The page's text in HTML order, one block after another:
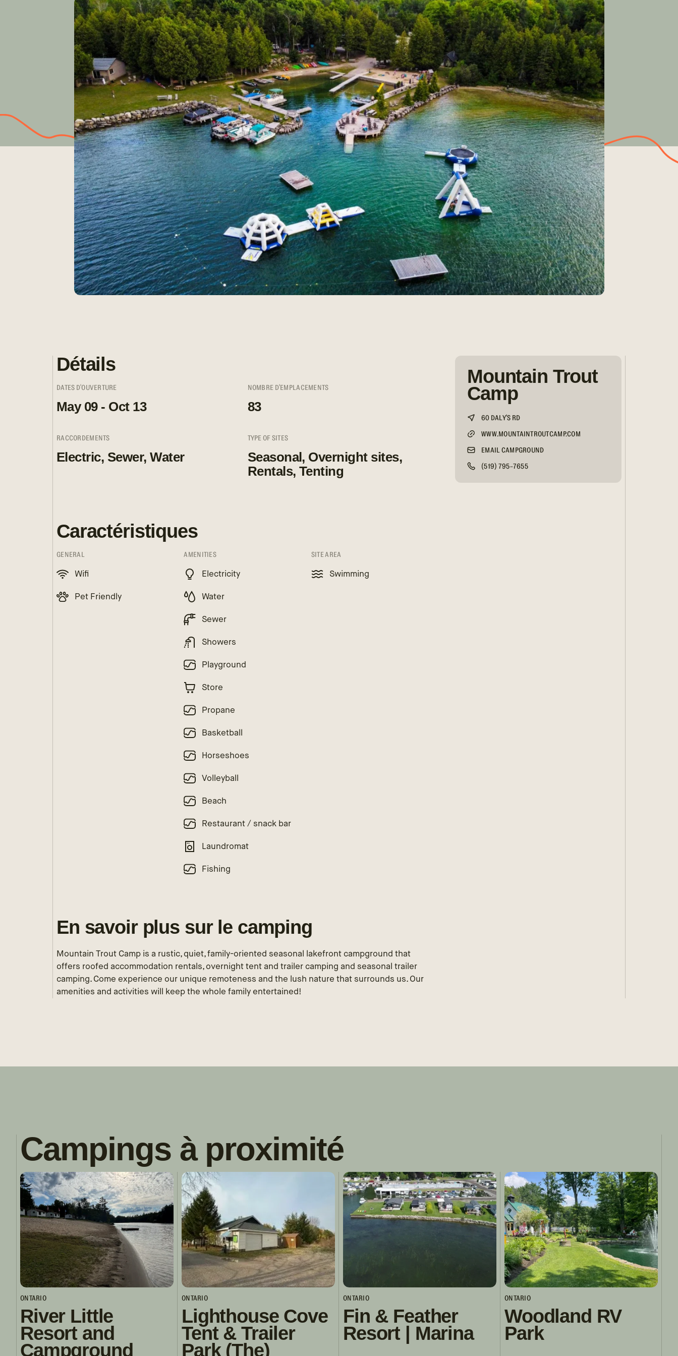
Détails
DATES D'OUVERTURE
May 09 - Oct 13
NOMBRE D'EMPLACEMENTS
83
RACCORDEMENTS
Electric, Sewer, Water
TYPE OF SITES
Seasonal, Overnight sites,
Rentals, Tenting
Caractéristiques
GENERAL
Wifi
Pet Friendly
AMENITIES
Electricity
Water
Sewer
Showers
Playground
Store
Propane
Basketball
Horseshoes
Volleyball
Beach
Restaurant / snack bar
Laundromat
Fishing
SITE AREA
Swimming
En savoir plus sur le camping
Mountain Trout Camp is a rustic, quiet, family-oriented seasonal lakefront campground that
offers roofed accommodation rentals, overnight tent and trailer camping and seasonal trailer
camping. Come experience our unique remoteness and the lush nature that surrounds us. Our
amenities and activities will keep the whole family entertained!
Mountain Trout
Camp
60 DALY'S RD
WWW.MOUNTAINTROUTCAMP.COM
EMAIL CAMPGROUND
(519) 795-7655
Campings à proximité
ONTARIO
River Little
Resort and
Campground
ONTARIO
Lighthouse Cove
Tent & Trailer
Park (The)
ONTARIO
Fin & Feather
Resort | Marina
ONTARIO
Woodland RV
Park